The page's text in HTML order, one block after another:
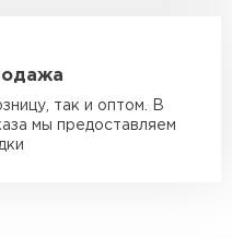
так и оптом. В
мы предоставляем